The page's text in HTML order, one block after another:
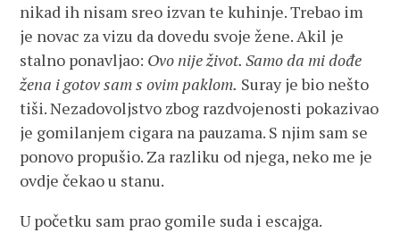
nikad ih nisam sreo izvan te kuhinje. Trebao im
je novac za vizu da dovedu svoje žene. Akil je
stalno ponavljao: Ovo nije život. Samo da mi dođe
žena i gotov sam s ovim paklom. Suray je bio nešto
tiši. Nezadovoljstvo zbog razdvojenosti pokazivao
je gomilanjem cigara na pauzama. S njim sam se
ponovo propušio. Za razliku od njega, neko me je
ovdje čekao u stanu.
U početku sam prao gomile suda i escajga.